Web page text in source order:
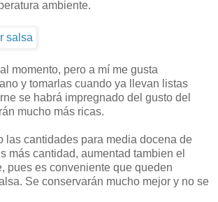
ambiente.
momento, pero a mí me gusta
y tomarlas cuando ya llevan listas
se habrá impregnado del gusto del
mucho más ricas.
las cantidades para media docena de
más cantidad, aumentad tambien el
pues es conveniente que queden
Se conservarán mucho mejor y no se